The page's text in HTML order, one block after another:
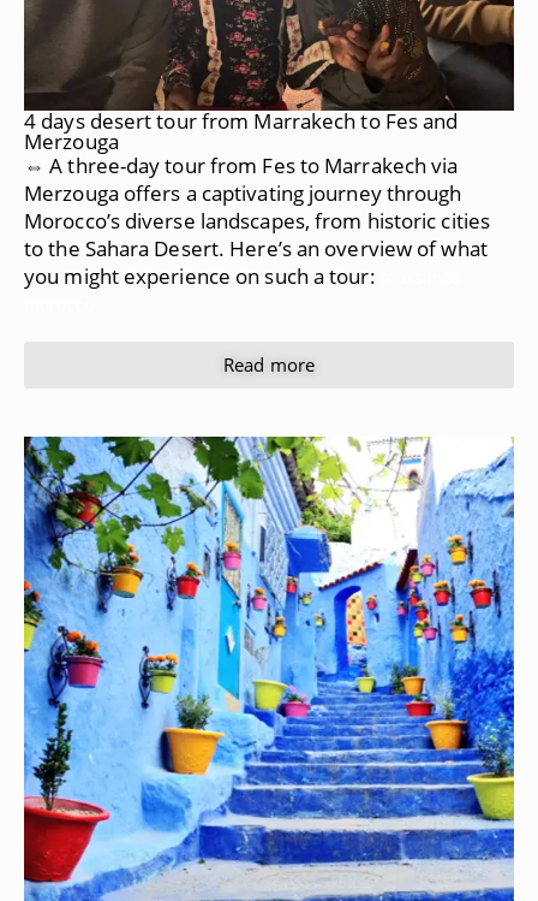
4 days desert tour from Marrakech to Fes and
Merzouga
⇔ A three-day tour from Fes to Marrakech via
Merzouga offers a captivating journey through
Morocco’s diverse landscapes, from historic cities
to the Sahara Desert. Here’s an overview of what
you might experience on such a tour:
Read more